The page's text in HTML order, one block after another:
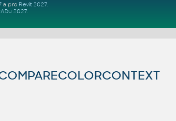
a pro Revit 2027.
2027.